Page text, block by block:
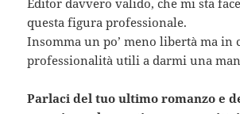
Editor davvero valido, che mi sta
questa figura professionale.
Insomma un po’ meno libertà ma in
professionalità utili a darmi una
Parlaci del tuo ultimo romanzo e